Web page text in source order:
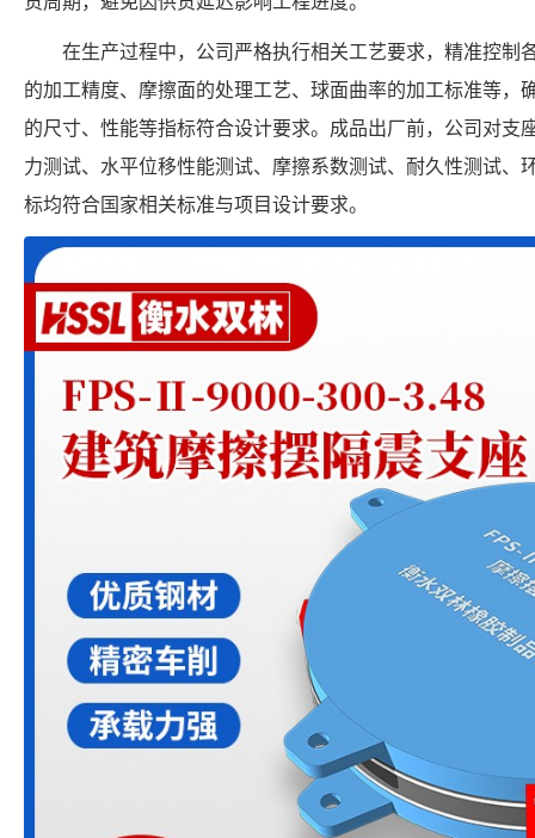
在生产过程中，公司严格执行相关工艺要求，精准控制
的加工精度、摩擦面的处理工艺、球面曲率的加工标准等，
的尺寸、性能等指标符合设计要求。成品出厂前，公司对支
力测试、水平位移性能测试、摩擦系数测试、耐久性测试、
标均符合国家相关标准与项目设计要求。